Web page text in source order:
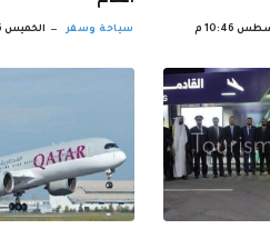
سياحة وسفر الخميس 06 أغسطس 9:46 م